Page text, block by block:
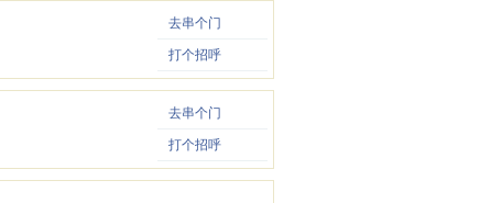
去串个门
打个招呼
去串个门
打个招呼